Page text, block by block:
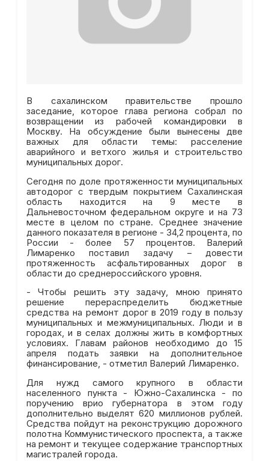
В сахалинском правительстве прошло
заседание, которое глава региона собрал по
возвращении из рабочей командировки в
Москву. На обсуждение были вынесены две
важных для области темы: расселение
аварийного и ветхого жилья и строительство
муниципальных дорог.
Сегодня по доле протяженности муниципальных
автодорог с твердым покрытием Сахалинская
область находится на 9 месте в
Дальневосточном федеральном округе и на 73
месте в целом по стране. Среднее значение
данного показателя в регионе - 34,2 процента, по
России - более 57 процентов. Валерий
Лимаренко поставил задачу – довести
протяженность асфальтированных дорог в
области до среднероссийского уровня.
- Чтобы решить эту задачу, мною принято
решение перераспределить бюджетные
средства на ремонт дорог в 2019 году в пользу
муниципальных и межмуниципальных. Люди и в
городах, и в селах должны жить в комфортных
условиях. Главам районов необходимо до 15
апреля подать заявки на дополнительное
финансирование, - отметил Валерий Лимаренко.
Для нужд самого крупного в области
населенного пункта - Южно-Сахалинска - по
поручению врио губернатора в этом году
дополнительно выделят 620 миллионов рублей.
Средства пойдут на реконструкцию дорожного
полотна Коммунистического проспекта, а также
на ремонт и текущее содержание транспортных
магистралей города.